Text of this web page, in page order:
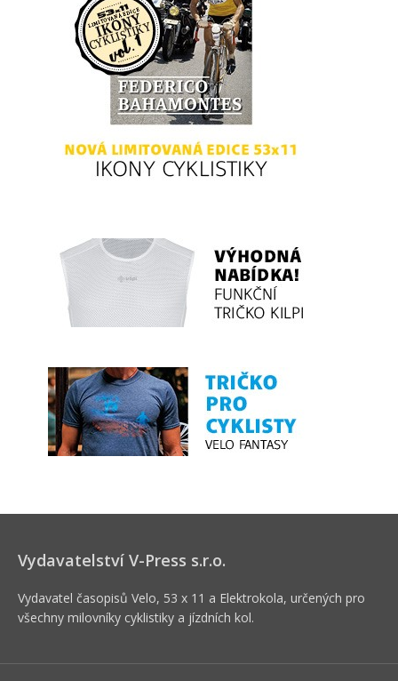
Vydavatelství V-Press s.r.o.
Vydavatel časopisů Velo, 53 x 11 a Elektrokola, určených pro
všechny milovníky cyklistiky a jízdních kol.